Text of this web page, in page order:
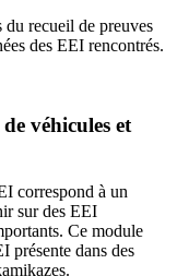
du recueil de preuves
des EEI rencontrés.
véhicules et
correspond à un
sur des EEI
Ce module
présente dans des